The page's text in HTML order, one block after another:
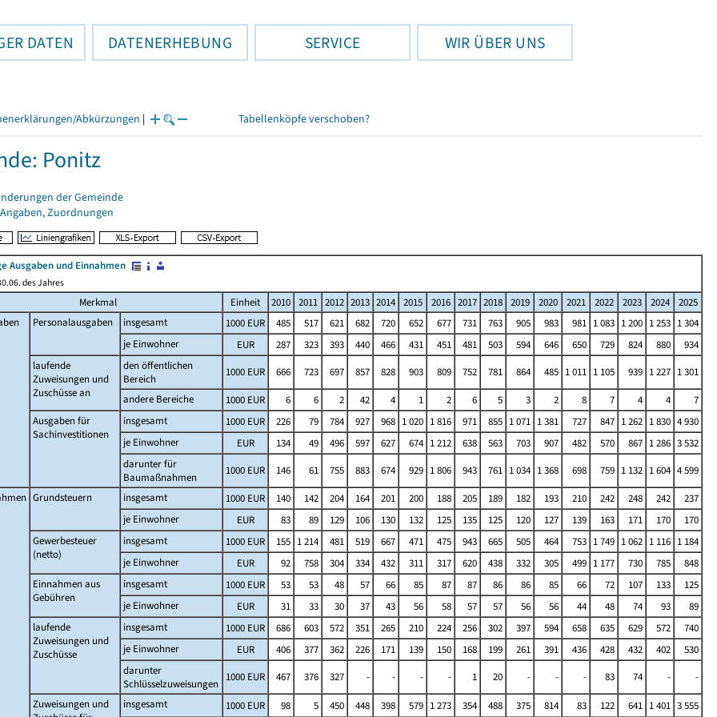
DATEN DATENERHEBUNG SERVICE WIR ÜBER UNS
Abkürzungen | Tabellenköpfe verschoben?
Ponitz
der Gemeinde
Zuordnungen
Ausgaben und Einnahmen
des Jahres
Merkmal Einheit 2010 2011 2012 2013 2014 2015 2016 2017 2018 2019 2020 2021 2022 2023 2024
2025
Personalausgaben insgesamt 1000 EUR 485 517 621 682 720 652 677 731 763 905 983 981 1 083 1 200 1 253 1 304
je Einwohner
EUR 287 323 393 440 466 431 451 481 503 594 646 650 729 824 880
934
laufende
Zuweisungen und
Zuschüsse an
den öffentlichen
Bereich
1000 EUR 666 723 697 857 828 903 809 752 781 864 485 1 011 1 105 939 1 227 1 301
andere Bereiche
1000 EUR 6 6 2 42 4 1 2 6 5 3 2 8 7 4 4
7
Ausgaben für
Sachinvestitionen
insgesamt 1000 EUR 226 79 784 927 968 1 020 1 816 971 855 1 071 1 381 727 847 1 262 1 830 4 930
je Einwohner
EUR 134 49 496 597 627 674 1 212 638 563 703 907 482 570 867 1 286 3 532
darunter für
Baumaßnahmen
1000 EUR 146 61 755 883 674 929 1 806 943 761 1 034 1 368 698 759 1 132 1 604 4 599
Grundsteuern insgesamt 1000 EUR 140 142 204 164 201 200 188 205 189 182 193 210 242 248 242
237
je Einwohner
EUR 83 89 129 106 130 132 125 135 125 120 127 139 163 171 170
170
Gewerbesteuer
(netto)
insgesamt 1000 EUR 155 1 214 481 519 667 471 475 943 665 505 464 753 1 749 1 062 1 116 1 184
je Einwohner
EUR 92 758 304 334 432 311 317 620 438 332 305 499 1 177 730 785
848
Einnahmen aus
Gebühren
insgesamt 1000 EUR 53 53 48 57 66 85 87 87 86 86 85 66 72 107 133
125
je Einwohner
EUR 31 33 30 37 43 56 58 57 57 56 56 44 48 74 93
89
laufende
Zuweisungen und
Zuschüsse
insgesamt 1000 EUR 686 603 572 351 265 210 224 256 302 397 594 658 635 629 572
740
je Einwohner
EUR 406 377 362 226 171 139 150 168 199 261 391 436 428 432 402
530
darunter
Schlüsselzuweisungen
1000 EUR 467 376 327 - - - - 1 20 - - - 83 74 -
-
Zuweisungen und
insgesamt 1000 EUR 98 5 450 448 398 579 1 273 354 488 375 814 83 122 641 1 401 3 555